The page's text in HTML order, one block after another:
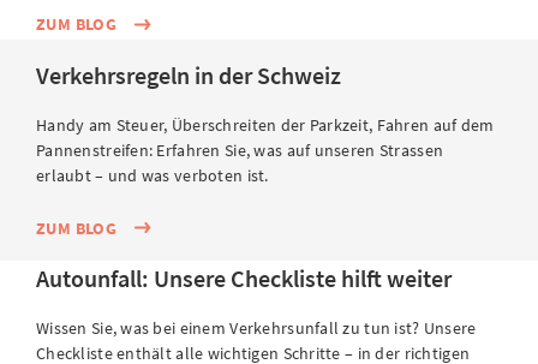
dem Markt gibt. Das Modell ist kräftig motorisiert, was
sorgt für den gewünschten Komfort unterwegs.
ZUM BLOG
Verkehrsregeln in der Schweiz
Handy am Steuer, Überschreiten der Parkzeit, Fahren auf dem
Pannenstreifen: Erfahren Sie, was auf unseren Strassen
erlaubt – und was verboten ist.
ZUM BLOG
Autounfall: Unsere Checkliste hilft weiter
Wissen Sie, was bei einem Verkehrsunfall zu tun ist? Unsere
Checkliste enthält alle wichtigen Schritte – in der richtigen